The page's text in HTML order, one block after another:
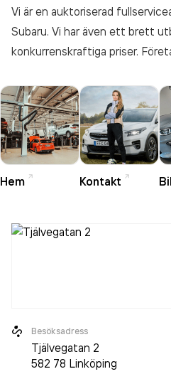
Vi är en auktoriserad
Subaru. Vi har även ett brett
konkurrenskraftiga priser.
Hem Kontakt
Besöksadress
Tjälvegatan 2
582 78 Linköping